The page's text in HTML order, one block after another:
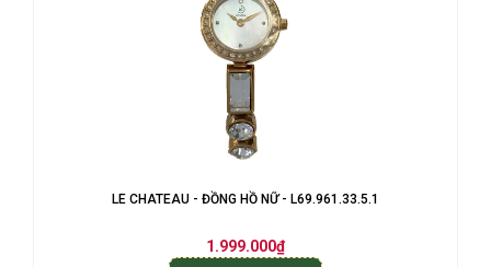
LE CHATEAU - ĐỒNG HỒ NỮ - L69.961.33.5.1
1.999.000₫